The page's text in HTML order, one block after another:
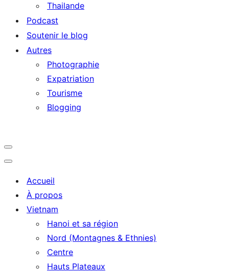
Thailande
Podcast
Soutenir le blog
Autres
Photographie
Expatriation
Tourisme
Blogging
Navigation
Menu
Navigation
Accueil
À propos
Vietnam
Hanoi et sa région
Nord (Montagnes & Ethnies)
Centre
Hauts Plateaux